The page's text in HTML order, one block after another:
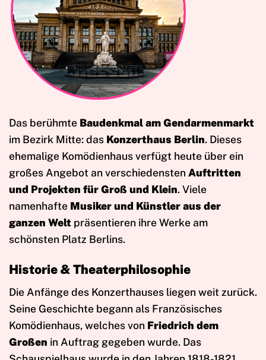
Das berühmte Baudenkmal am Gendarmenmarkt
im Bezirk Mitte: das Konzerthaus Berlin. Dieses
ehemalige Komödienhaus verfügt heute über ein
großes Angebot an verschiedenstenAuftritten
und Projekten für Groß und Klein. Viele
namenhafte Musiker und Künstler aus der
ganzen Welt präsentieren ihre Werke am
schönsten Platz Berlins.
Historie & Theaterphilosophie
Die Anfänge des Konzerthauses liegen weit zurück.
Seine Geschichte begann als Französisches
Komödienhaus, welches von Friedrich dem
Großen in Auftrag gegeben wurde. Das